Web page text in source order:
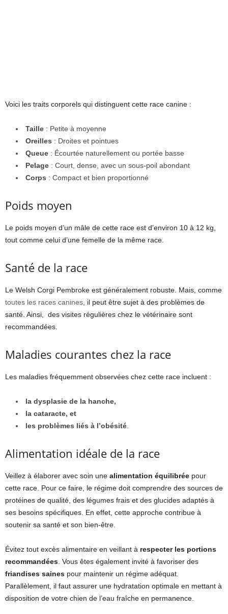
Voici les traits corporels qui distinguent cette race canine :
Taille : Petite à moyenne
Oreilles : Droites et pointues
Queue : Écourtée naturellement ou portée basse
Pelage : Court, dense, avec un sous-poil abondant
Corps : Compact et bien proportionné
Poids moyen
Le poids moyen d’un mâle de cette race est d’environ 10 à 12 kg,
tout comme celui d’une femelle de la même race.
Santé de la race
Le Welsh Corgi Pembroke est généralement robuste. Mais, comme
toutes les races canines , il peut être sujet à des problèmes de
santé. Ainsi, des visites régulières chez le vétérinaire sont
recommandées.
Maladies courantes chez la race
Les maladies fréquemment observées chez cette race incluent :
la dysplasie de la hanche,
la cataracte, et
les problèmes liés à l’obésité
Alimentation idéale de la race
Veillez à élaborer avec soin une alimentation équilibrée pour
cette race. Pour ce faire, le régime doit comprendre des sources de
protéines de qualité, des légumes frais et des glucides adaptés à
ses besoins spécifiques. En effet, cette approche contribue à
soutenir sa santé et son bien-être.
Évitez tout excès alimentaire en veillant à respecter les portions
recommandées . Vous êtes également invité à favoriser des
friandises saines pour maintenir un régime adéquat.
Parallèlement, il faut assurer une hydratation optimale en mettant à
disposition de votre chien de l’eau fraîche en permanence.